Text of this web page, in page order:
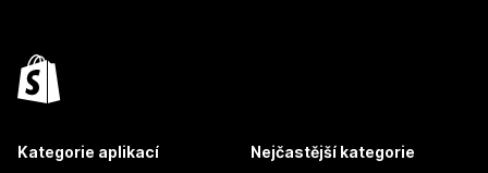
Kategorie aplikací Nejčastější kategorie